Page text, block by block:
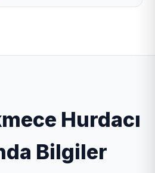
Hurdacı
Bilgiler